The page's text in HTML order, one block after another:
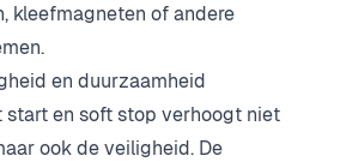
kleefmagneten of andere
en duurzaamheid
start en soft stop verhoogt niet
ook de veiligheid. De